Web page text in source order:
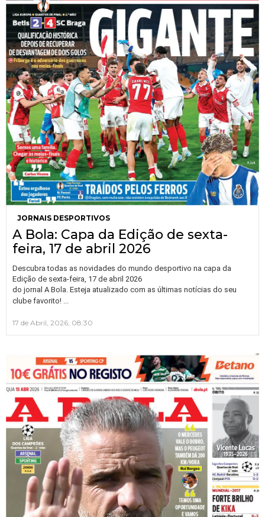
JORNAIS DESPORTIVOS
A Bola: Capa da Edição de sexta-
feira, 17 de abril 2026
Descubra todas as novidades do mundo desportivo na capa da
Edição de sexta-feira, 17 de abril 2026
do jornal A Bola. Esteja atualizado com as últimas notícias do seu
clube favorito!
17 de Abril, 2026, 08:30